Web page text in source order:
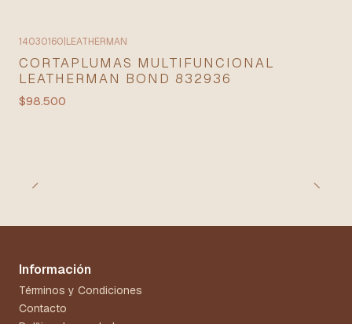
14030160 LEATHERMAN
CORTAPLUMAS MULTIFUNCIONAL
LEATHERMAN BOND 832936
$98.500
Información
Términos y Condiciones
Contacto